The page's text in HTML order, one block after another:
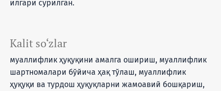
Kalit so‘zlar
муаллифлик ҳуқуқини амалга ошириш, муаллифлик
шартномалари бўйича ҳақ тўлаш, муаллифлик
ҳуқуқи ва турдош ҳуқуқларни жамоавий бошқариш,
илгари сурилган.